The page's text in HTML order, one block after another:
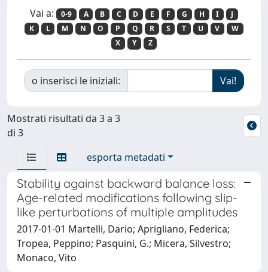
Vai a: 0-9 A B C D E F G H I
J
K
L M N O P Q R S T U V
W
X
Y Z
o inserisci le iniziali:
Mostrati risultati da 3 a 3
di 3
esporta metadati
Stability against backward balance loss:
Age-related modifications following slip-
like perturbations of multiple amplitudes
2017-01-01 Martelli, Dario; Aprigliano, Federica;
Tropea, Peppino; Pasquini, G.; Micera, Silvestro;
Monaco, Vito